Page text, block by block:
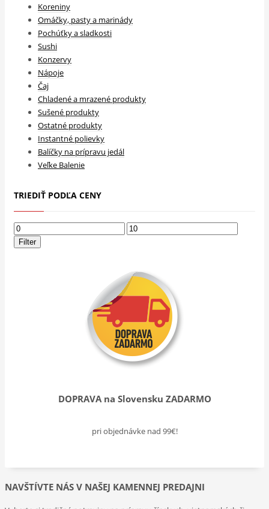
Koreniny
Omáčky, pasty a marinády
Pochúťky a sladkosti
Sushi
Konzervy
Nápoje
Čaj
Chladené a mrazené produkty
Sušené produkty
Ostatné produkty
Instantné polievky
Balíčky na prípravu jedál
Veľke Balenie
TRIEDIŤ PODĽA CENY
Minimálna
cena
Maximálna
Filter
DOPRAVA na Slovensku ZADARMO
pri objednávke nad 99€!
NAVŠTÍVTE NÁS V NAŠEJ KAMENNEJ PREDAJNI